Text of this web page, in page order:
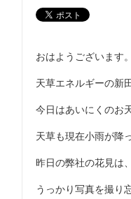
おはようございます。
天草エネルギーの新
今日はあいにくのお
天草も現在小雨が降
昨日の弊社の花見は
うっかり写真を撮り